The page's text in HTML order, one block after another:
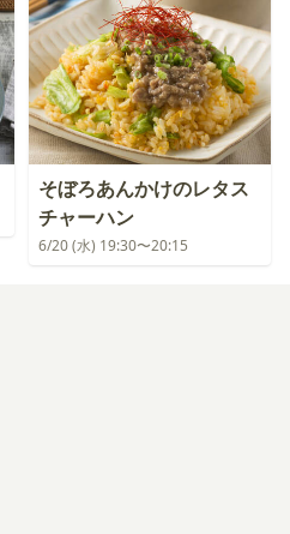
そぼろあんかけのレタス
チャーハン
6/20 (水) 19:30〜20:15